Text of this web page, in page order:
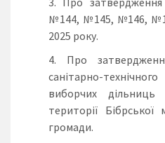
№144, №145, №146,
2025 року.
Про
санітарно-
виборчих
території Бібрської
громади.